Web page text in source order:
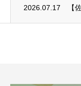
2026.07.17